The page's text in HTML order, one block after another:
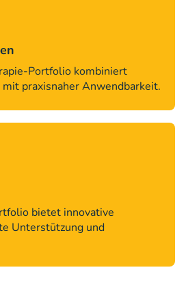
Portfolio kombiniert
praxisnaher Anwendbarkeit.
bietet innovative
Unterstützung und